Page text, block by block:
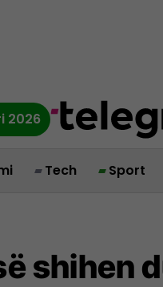
2026
Tech Sport
shihen